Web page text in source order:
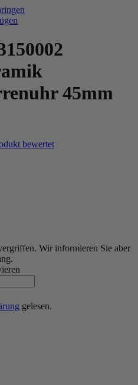
45mm
bewertet
Wir informieren Sie aber
gelesen.